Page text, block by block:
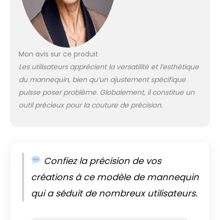
à quatre pieds avec
des roulettes
amovibles rend ce
pouvez facilement
le déplacer
n'importe où. La
combinaison de la
base roulante et du
vêtements Forme
: Ce buste de
mannequin
Mon avis sur ce produit
Les utilisateurs apprécient la versatilité et l’esthétique
du mannequin, bien qu’un ajustement spécifique
puisse poser problème. Globalement, il constitue un
outil précieux pour la couture de précision.
Confiez la précision de vos
créations à ce modèle de mannequin
qui a séduit de nombreux utilisateurs.